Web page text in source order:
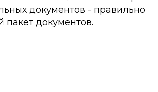
документов - правильно
документов.